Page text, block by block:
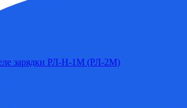
зарядки РЛ-Н-1М (РЛ-2М)